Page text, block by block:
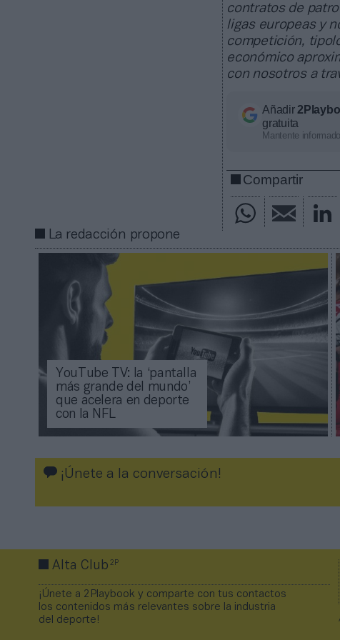
contratos de
ligas europeas y
competición,
económico
con nosotros a
Añadir
gratuita
Mantente
Compartir
La redacción propone
YouTube TV: la ‘pantalla
más grande del mundo’
que acelera en deporte
con la NFL
¡Únete a la conversación!
Alta Club2P
¡Únete a 2Playbook y comparte con tus contactos
los contenidos más relevantes sobre la industria
del deporte!